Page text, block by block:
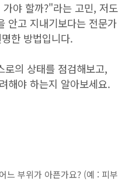
야 할까?"라는 고민, 저도
안고 지내기보다는 전문가
한 방법입니다.
로의 상태를 점검해보고,
해야 하는지 알아보세요.
느 부위가 아픈가요? (예 : 피부